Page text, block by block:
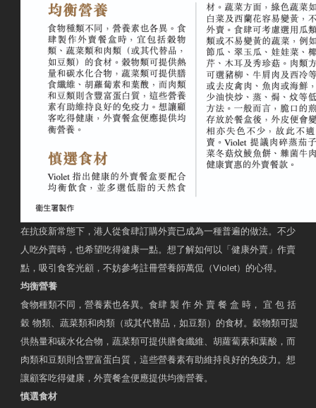
在抗疫新常態下，港人從食肆訂購外賣已成為一種普遍的做法。不少
人吃外賣時，也希望吃得健康一點。想了解如何以「健康外賣」作賣
點，吸引食客光顧，不妨參考註冊營養師萬侃（Violet）的心得。
均衡營養
食物種類不同，營養素也各異。食肆 製 作 外 賣 餐 盒 時， 宜 包 括
穀 物類、蔬菜類和肉類（或其代替品，如豆類）的食材。穀物類可提
供熱量和碳水化合物，蔬菜類可提供膳食纖維、胡蘿蔔素和葉酸，而
肉類和豆類則含豐富蛋白質，這些營養素有助維持良好的免疫力。想
讓顧客吃得健康，外賣餐盒便應提供均衡營養。
慎選食材